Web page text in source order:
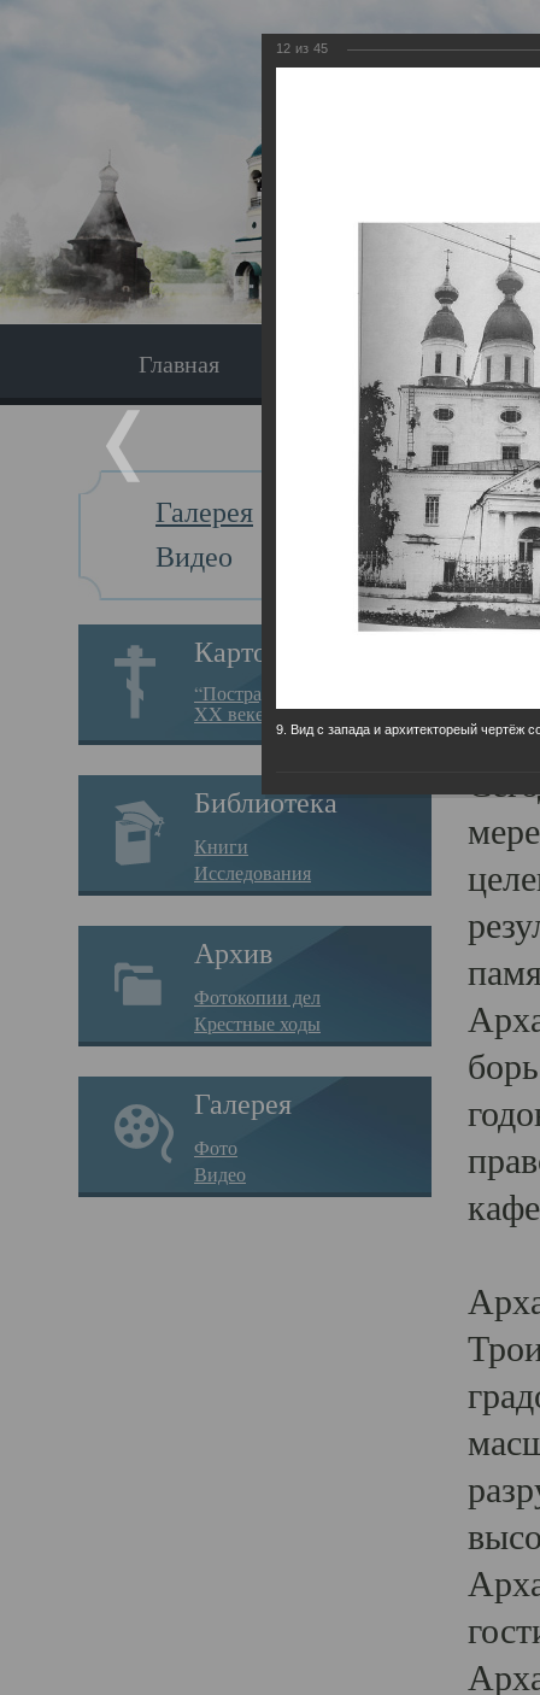
Главная Экскурсия
Галерея
Видео
Картотека
“Пострадавшие за веру в
XX веке на Севере”
Библиотека
Книги
Исследования
Архив
Фотокопии дел
Крестные ходы
Галерея
Фото
Видео
Главная
12 из 45
9. Вид с запада и архитектореый чертёж